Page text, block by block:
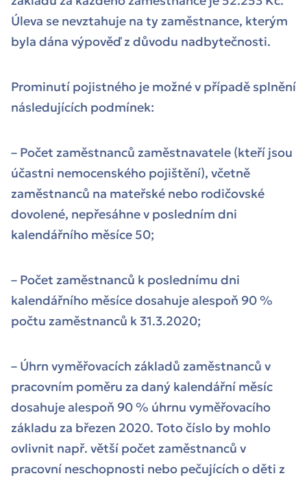
Úleva se nevztahuje na ty zaměstnance, kterým
byla dána výpověď z důvodu nadbytečnosti.
Prominutí pojistného je možné v případě splnění
následujících podmínek:
– Počet zaměstnanců zaměstnavatele (kteří jsou
účastni nemocenského pojištění), včetně
zaměstnanců na mateřské nebo rodičovské
dovolené, nepřesáhne v posledním dni
kalendářního měsíce 50;
– Počet zaměstnanců k poslednímu dni
kalendářního měsíce dosahuje alespoň 90 %
počtu zaměstnanců k 31.3.2020;
– Úhrn vyměřovacích základů zaměstnanců v
pracovním poměru za daný kalendářní měsíc
dosahuje alespoň 90 % úhrnu vyměřovacího
základu za březen 2020. Toto číslo by mohlo
ovlivnit např. větší počet zaměstnanců v
pracovní neschopnosti nebo pečujících o děti z